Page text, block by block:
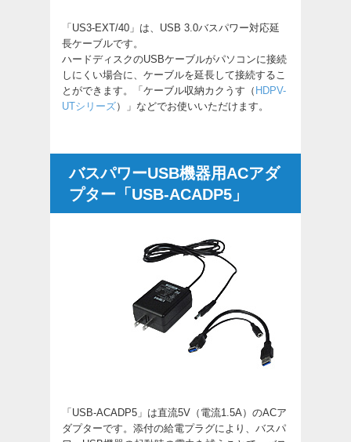
「US3-EXT/40」は、USB 3.0バスパワー対応延
長ケーブルです。
ハードディスクのUSBケーブルがパソコンに接続
しにくい場合に、ケーブルを延長して接続するこ
とができます。「ケーブル収納カクうす（ HDPV-
UTシリーズ）」などでお使いいただけます。
バスパワーUSB機器用ACアダ
プター「USB-ACADP5」
「USB-ACADP5」は直流5V（電流1.5A）のACア
ダプターです。添付の給電プラグにより、バスパ